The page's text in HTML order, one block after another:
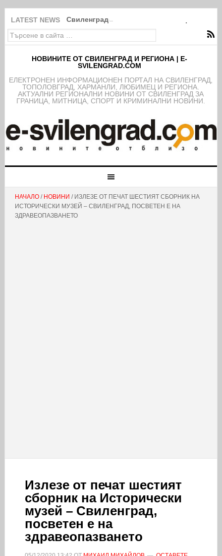
LATEST NEWS Свиленградското село Мезек събра света
НОВИНИТЕ ОТ СВИЛЕНГРАД И РЕГИОНА | E-
SVILENGRAD.COM
EЛЕКТРОНЕН ИНФОРМАЦИОНЕН ПОРТАЛ НА СВИЛЕНГРАД,
ТОПОЛОВГРАД, ХАРМАНЛИ, ЛЮБИМЕЦ И РЕГИОНА.
АКТУАЛНИ РЕГИОНАЛНИ НОВИНИ ОТ СВИЛЕНГРАД ЗА
ГРАНИЦА, МИТНИЦА, СПОРТ И КРИМИНАЛНИ НОВИНИ.
НАЧАЛО/ НОВИНИ / ИЗЛЕЗЕ ОТ ПЕЧАТ ШЕСТИЯТ СБОРНИК НА
ИСТОРИЧЕСКИ МУЗЕЙ – СВИЛЕНГРАД, ПОСВЕТЕН Е НА
ЗДРАВЕОПАЗВАНЕТО
Излезе от печат шестият
сборник на Исторически
музей – Свиленград,
посветен е на
здравеопазването